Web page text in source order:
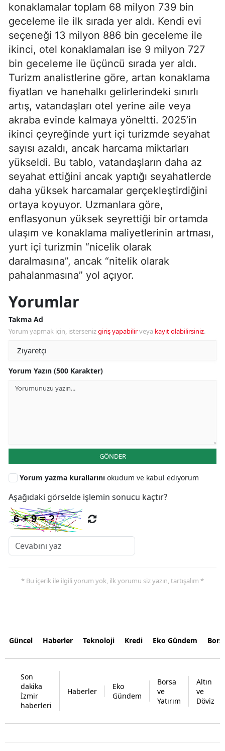
konaklamalar toplam 68 milyon 739 bin
geceleme ile ilk sırada yer aldı. Kendi evi
seçeneği 13 milyon 886 bin geceleme ile
ikinci, otel konaklamaları ise 9 milyon 727
bin geceleme ile üçüncü sırada yer aldı.
Turizm analistlerine göre, artan konaklama
fiyatları ve hanehalkı gelirlerindeki sınırlı
artış, vatandaşları otel yerine aile veya
akraba evinde kalmaya yöneltti. 2025’in
ikinci çeyreğinde yurt içi turizmde seyahat
sayısı azaldı, ancak harcama miktarları
yükseldi. Bu tablo, vatandaşların daha az
seyahat ettiğini ancak yaptığı seyahatlerde
daha yüksek harcamalar gerçekleştirdiğini
ortaya koyuyor. Uzmanlara göre,
enflasyonun yüksek seyrettiği bir ortamda
ulaşım ve konaklama maliyetlerinin artması,
yurt içi turizmin “nicelik olarak
daralmasına”, ancak “nitelik olarak
pahalanmasına” yol açıyor.
Yorumlar
Takma Ad
Yorum yapmak için, istersenizgiriş yapabilirveya kayıt olabilirsiniz.
Yorum Yazın (500 Karakter)
GÖNDER
Yorum yazma kurallarını okudum ve kabul ediyorum
Aşağıdaki görselde işlemin sonucu kaçtır?
* Bu içerik ile ilgili yorum yok, ilk yorumu siz yazın, tartışalım *
Güncel Haberler Teknoloji Kredi Eko Gündem
Son
dakika
İzmir
haberleri
Haberler
Eko
Gündem
Borsa
ve
Yatırım
Altın
ve
Döviz